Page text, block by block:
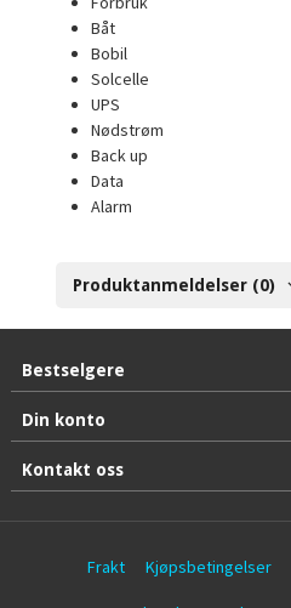
Båt
Bobil
Solcelle
UPS
Nødstrøm
Back up
Data
Alarm
Produktanmeldelser (0)
Bestselgere
Din konto
Kontakt oss
Frakt Kjøpsbetingelser